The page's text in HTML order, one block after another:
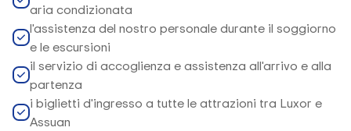
aria condizionata
l'assistenza del nostro personale durante il soggiorno
e le escursioni
il servizio di accoglienza e assistenza all'arrivo e alla
partenza
i biglietti d'ingresso a tutte le attrazioni tra Luxor e
Assuan